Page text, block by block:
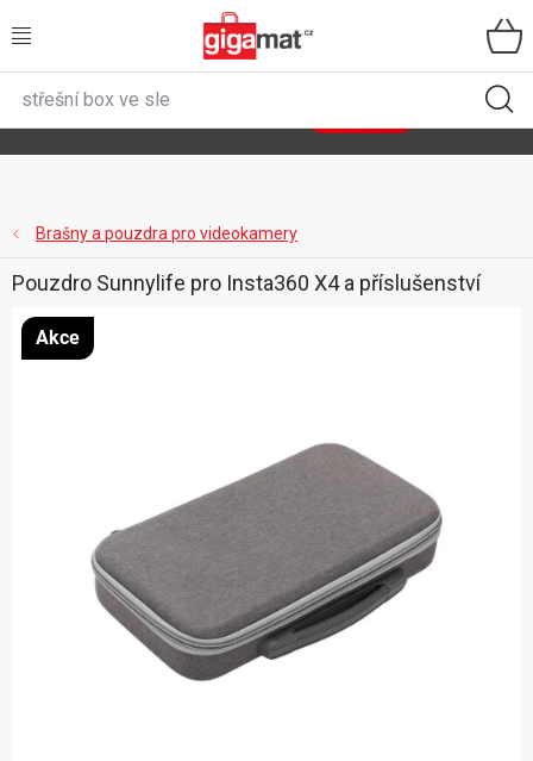
na
VŠECHNY KATEGORIE
ZAHRADA
DÍLNA
ÚLOŽNÉ BOXY
Brašny a pouzdra pro videokamery
Pouzdro Sunnylife pro Insta360 X4 a příslušenství
Akce